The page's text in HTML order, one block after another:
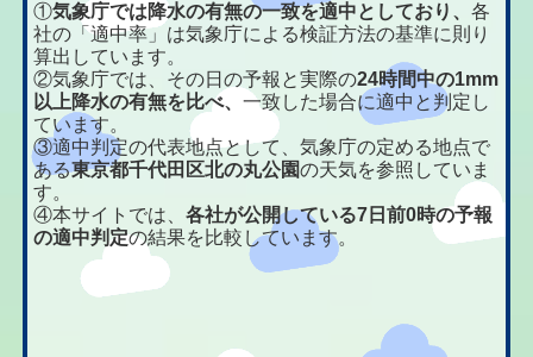
①気象庁では降水の有無の一致を適中としており、各
社の「適中率」は気象庁による検証方法の基準に則り
算出しています。
②気象庁では、その日の予報と実際の24時間中の1mm
以上降水の有無を比べ、一致した場合に適中と判定し
ています。
③適中判定の代表地点として、気象庁の定める地点で
ある東京都千代田区北の丸公園の天気を参照していま
す。
④本サイトでは、各社が公開している7日前0時の予報
の適中判定の結果を比較しています。